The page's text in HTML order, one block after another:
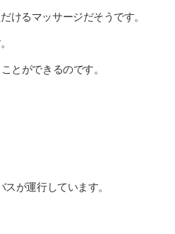
けるマッサージだそうです。
とができるのです。
が運行しています。